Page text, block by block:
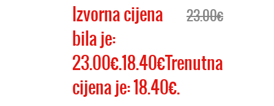
23.00€
Izvorna cijena
bila je:
23.00€.18.40€Trenutna
cijena je: 18.40€.